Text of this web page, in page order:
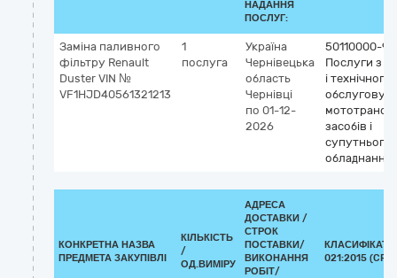
НАДАННЯ
ПОСЛУГ:
Заміна паливного
фільтру Renault
Duster VIN №
VF1HJD40561321213
1
послуга
Україна
Чернівецька
область
Чернівці
по 01-12-
2026
50110000-9
Послуги з
і технічного
засобів і
супутнього
обладнання
КОНКРЕТНА НАЗВА
ПРЕДМЕТА ЗАКУПІВЛІ
КІЛЬКІСТЬ
/
ОД.ВИМІРУ
АДРЕСА
ДОСТАВКИ /
СТРОК
ПОСТАВКИ/
ВИКОНАННЯ
РОБІТ/
021:2015 (CPV)